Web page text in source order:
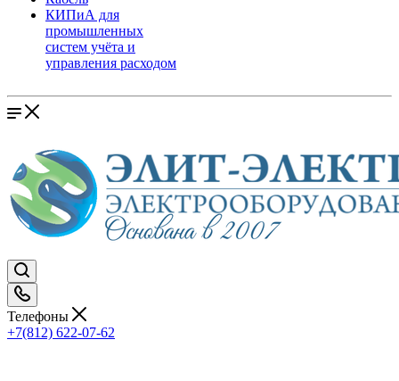
КИПиА для
промышленных
систем учёта и
управления расходом
Телефоны
+7(812) 622-07-62